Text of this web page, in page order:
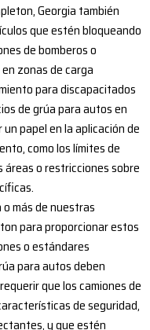
Georgia también
que estén bloqueando
de bomberos o
zonas de carga
para discapacitados
de grúa para autos en
papel en la aplicación de
como los límites de
o restricciones sobre
más de nuestras
para proporcionar estos
o estándares
para autos deben
que los camiones de
de seguridad,
y que estén